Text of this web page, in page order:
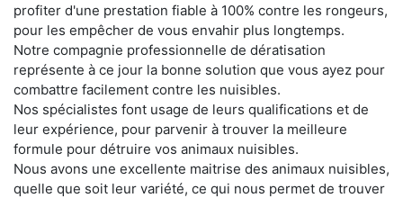
profiter d'une prestation fiable à 100% contre les rongeurs,
pour les empêcher de vous envahir plus longtemps.
Notre compagnie professionnelle de dératisation
représente à ce jour la bonne solution que vous ayez pour
combattre facilement contre les nuisibles.
Nos spécialistes font usage de leurs qualifications et de
leur expérience, pour parvenir à trouver la meilleure
formule pour détruire vos animaux nuisibles.
Nous avons une excellente maitrise des animaux nuisibles,
quelle que soit leur variété, ce qui nous permet de trouver